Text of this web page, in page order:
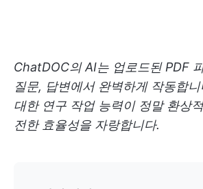
ChatDOC의 AI는 업로드된 PDF
질문, 답변에서 완벽하게 작동합
대한 연구 작업 능력이 정말 환상
전한 효율성을 자랑합니다.